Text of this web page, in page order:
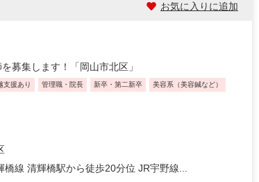
お気に入りに追加
募集します！「岡山市北区」
支援あり 管理職・院長 新卒・第二新卒 美容系（美容鍼など）
橋線 清輝橋駅から徒歩20分位 JR宇野線...